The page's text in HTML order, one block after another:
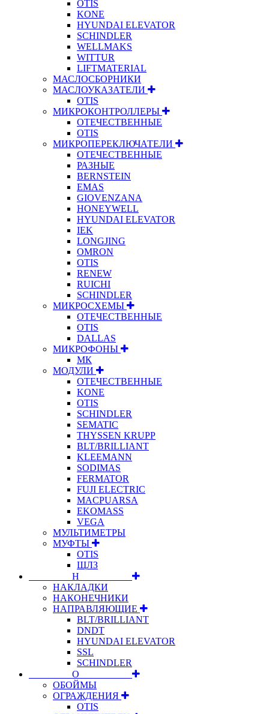
OTIS
KONE
HYUNDAI ELEVATOR
SCHINDLER
WELLMAKS
WITTUR
LIFTMATERIAL
МАСЛОСБОРНИКИ
МАСЛОУКАЗАТЕЛИ
OTIS
МИКРОКОНТРОЛЛЕРЫ
ОТЕЧЕСТВЕННЫЕ
OTIS
МИКРОПЕРЕКЛЮЧАТЕЛИ
ОТЕЧЕСТВЕННЫЕ
РАЗНЫЕ
BERNSTEIN
EMAS
GIOVENZANA
HONEYWELL
HYUNDAI ELEVATOR
IEK
LONGJING
OMRON
OTIS
RENEW
RUICHI
SCHINDLER
МИКРОСХЕМЫ
ОТЕЧЕСТВЕННЫЕ
OTIS
DALLAS
МИКРОФОНЫ
МК
МОДУЛИ
ОТЕЧЕСТВЕННЫЕ
KONE
OTIS
SCHINDLER
SEMATIC
THYSSEN KRUPP
BLT/BRILLIANT
KLEEMANN
SODIMAS
FERMATOR
FUJI ELECTRIC
MACPUARSA
EKOMASS
VEGA
МУЛЬТИМЕТРЫ
МУФТЫ
OTIS
ЩЛЗ
⠀⠀⠀⠀⠀⠀Н⠀⠀⠀⠀⠀⠀⠀
НАКЛАДКИ
НАКОНЕЧНИКИ
НАПРАВЛЯЮЩИЕ
BLT/BRILLIANT
DNDT
HYUNDAI ELEVATOR
SSL
SCHINDLER
⠀⠀⠀⠀⠀⠀О⠀⠀⠀⠀⠀⠀⠀
ОБОЙМЫ
ОГРАЖДЕНИЯ
OTIS